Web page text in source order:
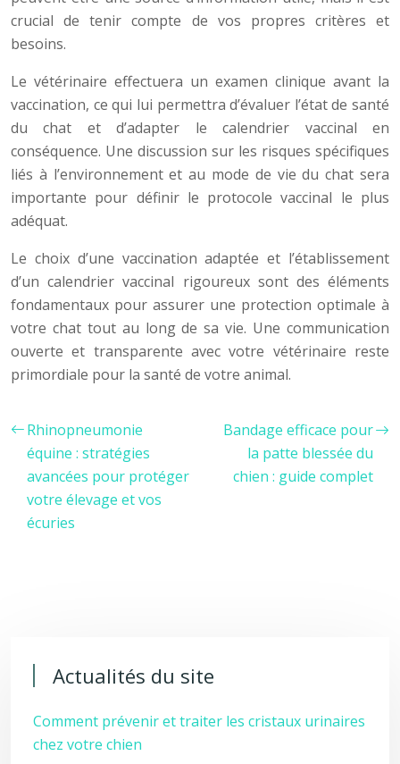
crucial de tenir compte de vos propres critères et
besoins.
Le vétérinaire effectuera un examen clinique avant la
vaccination, ce qui lui permettra d’évaluer l’état de santé
du chat et d’adapter le calendrier vaccinal en
conséquence. Une discussion sur les risques spécifiques
liés à l’environnement et au mode de vie du chat sera
importante pour définir le protocole vaccinal le plus
adéquat.
Le choix d’une vaccination adaptée et l’établissement
d’un calendrier vaccinal rigoureux sont des éléments
fondamentaux pour assurer une protection optimale à
votre chat tout au long de sa vie. Une communication
ouverte et transparente avec votre vétérinaire reste
primordiale pour la santé de votre animal.
Rhinopneumonie
équine : stratégies
avancées pour protéger
votre élevage et vos
écuries
Bandage efficace pour
la patte blessée du
chien : guide complet
Actualités du site
Comment prévenir et traiter les cristaux urinaires
chez votre chien